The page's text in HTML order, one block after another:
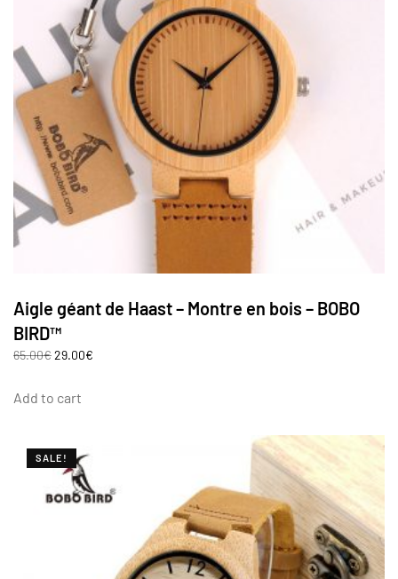
Aigle géant de Haast – Montre en bois – BOBO
BIRD™
65.00€29.00€
Add to cart
SALE!